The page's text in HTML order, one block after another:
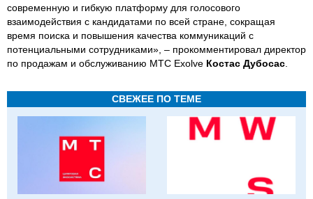
современную и гибкую платформу для голосового
взаимодействия с кандидатами по всей стране, сокращая
время поиска и повышения качества коммуникаций с
потенциальными сотрудниками», – прокомментировал директор
по продажам и обслуживанию МТС Exolve Костас Дубосас
СВЕЖЕЕ ПО ТЕМЕ